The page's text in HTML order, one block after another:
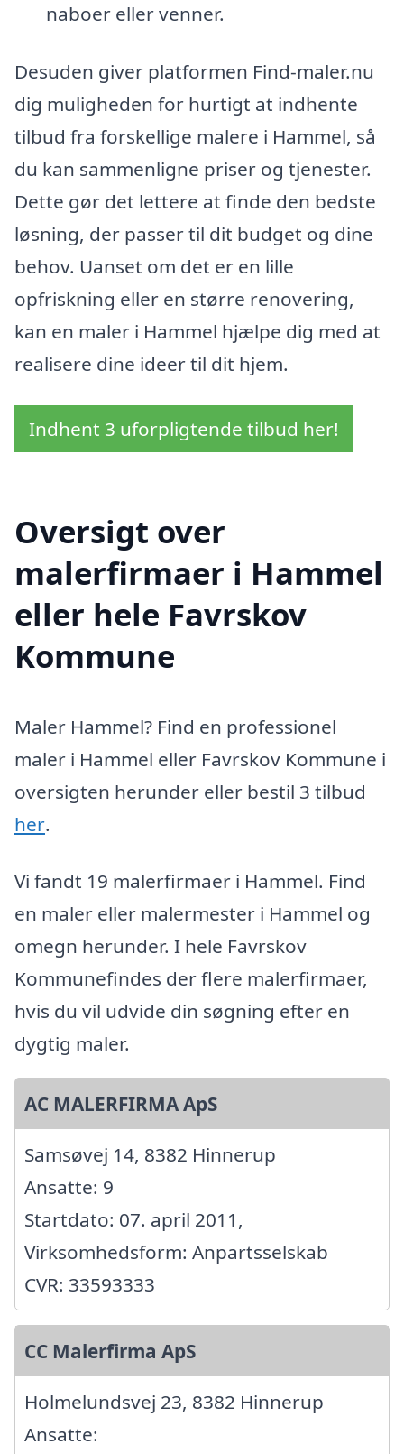
naboer eller venner.
Desuden giver platformen Find-maler.nu
dig muligheden for hurtigt at indhente
tilbud fra forskellige malere i Hammel, så
du kan sammenligne priser og tjenester.
Dette gør det lettere at finde den bedste
løsning, der passer til dit budget og dine
behov. Uanset om det er en lille
opfriskning eller en større renovering,
kan en maler i Hammel hjælpe dig med at
realisere dine ideer til dit hjem.
Indhent 3 uforpligtende tilbud her!
Oversigt over
malerfirmaer i Hammel
eller hele Favrskov
Kommune
Maler Hammel? Find en professionel
maler i Hammel eller Favrskov Kommune i
oversigten herunder eller bestil 3 tilbud
her.
Vi fandt 19 malerfirmaer i Hammel. Find
en maler eller malermester i Hammel og
omegn herunder. I hele Favrskov
Kommunefindes der flere malerfirmaer,
hvis du vil udvide din søgning efter en
dygtig maler.
AC MALERFIRMA ApS
Samsøvej 14, 8382 Hinnerup
Ansatte: 9
Startdato: 07. april 2011,
Virksomhedsform: Anpartsselskab
CVR: 33593333
CC Malerfirma ApS
Holmelundsvej 23, 8382 Hinnerup
Ansatte: